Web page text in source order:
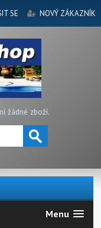
SE NOVÝ ZÁKAZNÍK
žádné zboží.
Menu